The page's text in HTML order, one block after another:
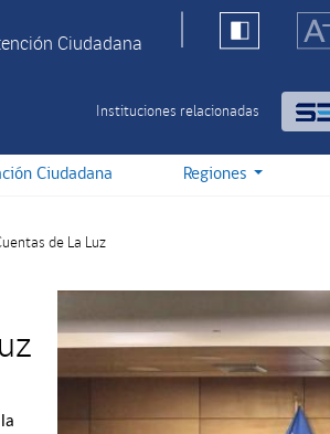
Ciudadana
Instituciones relacionadas
Ciudadana Regiones
de La Luz